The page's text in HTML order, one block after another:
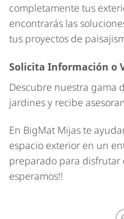
completamente tus
encontrarás las
tus proyectos de
Solicita Información o
Descubre nuestra gama
jardines y recibe
En BigMat Mijas te
espacio exterior en un
preparado para disfrutar
esperamos!!